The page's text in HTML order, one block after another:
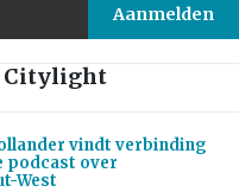
Citylight
vindt verbinding
podcast over
West